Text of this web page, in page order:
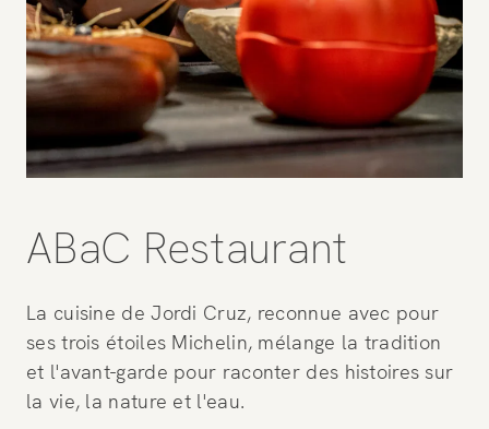
ABaC Restaurant
La cuisine de Jordi Cruz, reconnue avec pour
ses trois étoiles Michelin, mélange la tradition
et l'avant-garde pour raconter des histoires sur
la vie, la nature et l'eau.